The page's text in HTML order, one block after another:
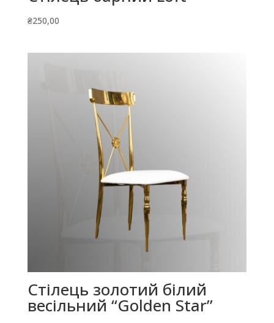
₴250,00
Стілець золотий білий
весільний “Golden Star”